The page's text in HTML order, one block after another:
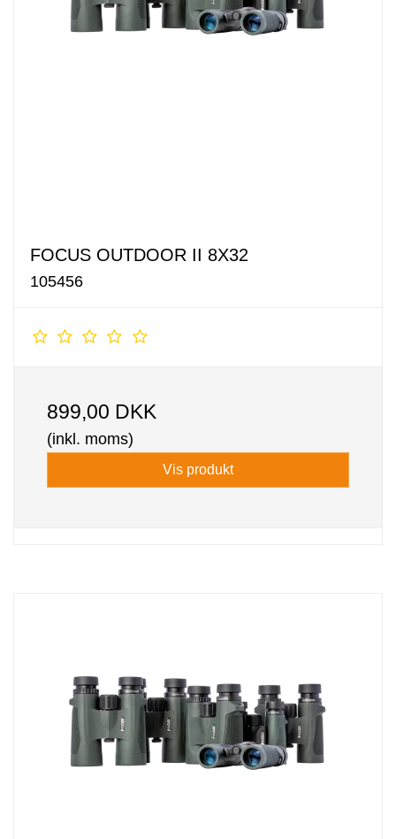
FOCUS OUTDOOR II 8X32
105456
899,00 DKK
(inkl. moms)
Vis produkt